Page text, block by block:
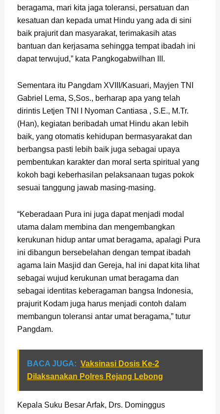
beragama, mari kita jaga toleransi, persatuan dan
kesatuan dan kepada umat Hindu yang ada di sini
baik prajurit dan masyarakat, terimakasih atas
bantuan dan kerjasama sehingga tempat ibadah ini
dapat terwujud,” kata Pangkogabwilhan III.
Sementara itu Pangdam XVIII/Kasuari, Mayjen TNI
Gabriel Lema, S,Sos., berharap apa yang telah
dirintis Letjen TNI I Nyoman Cantiasa , S.E., M.Tr.
(Han), kegiatan beribadah umat Hindu akan lebih
baik, yang otomatis kehidupan bermasyarakat dan
berbangsa pasti lebih baik juga sebagai upaya
pembentukan karakter dan moral serta spiritual yang
kokoh bagi keberhasilan pelaksanaan tugas pokok
sesuai tanggung jawab masing-masing.
“Keberadaan Pura ini juga dapat menjadi modal
utama dalam membina dan mengembangkan
kerukunan hidup antar umat beragama, apalagi Pura
ini dibangun bersebelahan dengan tempat ibadah
agama lain Masjid dan Gereja, hal ini dapat kita lihat
sebagai wujud kerukunan umat beragama dan
sebagai identitas keberagaman bangsa Indonesia,
prajurit Kodam juga harus menjadi contoh dalam
membangun toleransi antar umat beragama,” tutur
Pangdam.
BACA JUGA: Vaksinasi Dosis Ke-2
Dilaksanakan Polres Rejang Lebong
Kepala Suku Besar Arfak, Drs. Dominggus